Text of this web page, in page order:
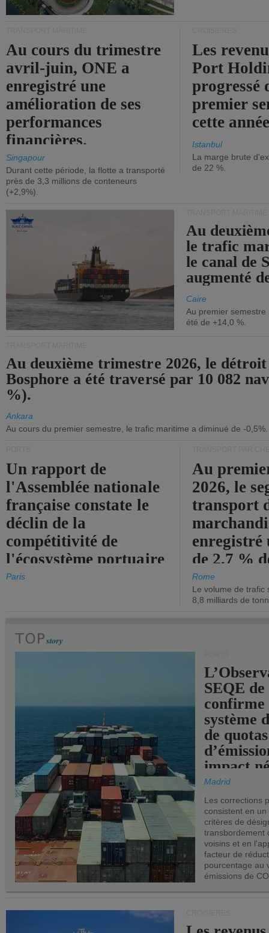
Au cours du trimestre
avril-juin, ONE a
enregistré une
amélioration de ses
performances
financières.
Singapour
Durant cette période, la flotte a transporté
près de 3,3 millions de conteneurs
(+2,9%).
Les
Port
progressé
premier
cette
Istanbul
La marge brute
de 22 %.
Au
le trafic
le canal de
augmenté
Caire
Au premier
été de +14,0 %.
Au deuxième trimestre 2026, le
Bosphore a été traversé par 10 082
%).
Ankara
Au cours du premier semestre, le trafic maritime a diminué de -0,5%.
Un rapport de
l'Assemblée nationale
française constate le
déclin de la
compétitivité de
l'écosystème portuaire
de l'État.
Paris
Au
2026, le
transport
enregistré
de 2,7 %
chiffre
Rome
Le volume de trafic
8,8 milliards de
SEQE de
confirme
système
de quotas
impact
les ports
Madrid
Les corrections
consistent en
critères de
transbordement
voisins et en
facteur de
pourcentage au
émissions de